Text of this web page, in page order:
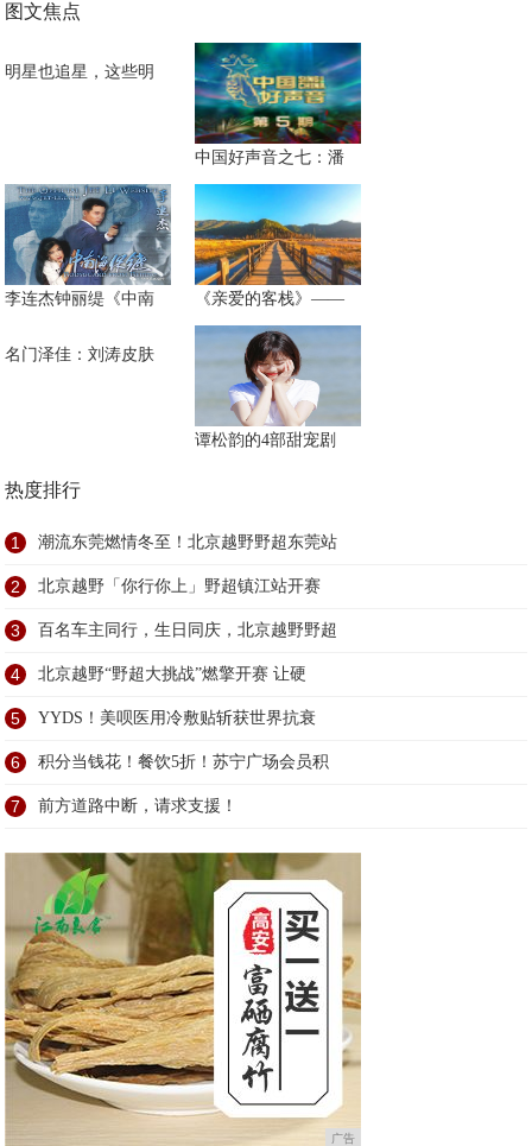
图文焦点
明星也追星，这些明
中国好声音之七：潘
李连杰钟丽缇《中南 《亲爱的客栈》——
名门泽佳：刘涛皮肤
谭松韵的4部甜宠剧
热度排行
1 潮流东莞燃情冬至！北京越野野超东莞站
2 北京越野「你行你上」野超镇江站开赛
3 百名车主同行，生日同庆，北京越野野超
4 北京越野“野超大挑战”燃擎开赛 让硬
5 YYDS！美呗医用冷敷贴斩获世界抗衰
6 积分当钱花！餐饮5折！苏宁广场会员积
7 前方道路中断，请求支援！
广告